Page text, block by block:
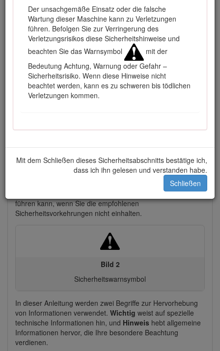
Der unsachgemäße Einsatz oder die falsche
Wartung dieser Maschine kann zu Verletzungen
führen. Befolgen Sie zur Verringerung des
Verletzungsrisikos diese Sicherheitshinweise und
beachten Sie das Warnsymbol
mit der
Bedeutung Achtung, Warnung oder Gefahr –
Sicherheitsrisiko. Wenn diese Hinweise nicht
beachtet werden, kann es zu schweren bis tödlichen
Verletzungen kommen.
Mit dem Schließen dieses Sicherheitsabschnitts bestätige ich,
dass ich ihn gelesen und verstanden habe.
Schließen
Lage der Modell- und Seriennummer: Heben Sie den
In dieser Anleitung werden potenzielle Gefahren angeführt
und Sicherheitshinweise werden vom Sicherheitswarnsymbol
) gekennzeichnet. Dieses Warnsymbol weist auf eine
Gefahr hin, die zu schweren oder tödlichen Verletzungen
führen kann, wenn Sie die empfohlenen
Sicherheitsvorkehrungen nicht einhalten.
Bild 2
Sicherheitswarnsymbol
In dieser Anleitung werden zwei Begriffe zur Hervorhebung
von Informationen verwendet. Wichtig weist auf spezielle
technische Informationen hin, und Hinweis hebt allgemeine
Informationen hervor, die Ihre besondere Beachtung
verdienen.